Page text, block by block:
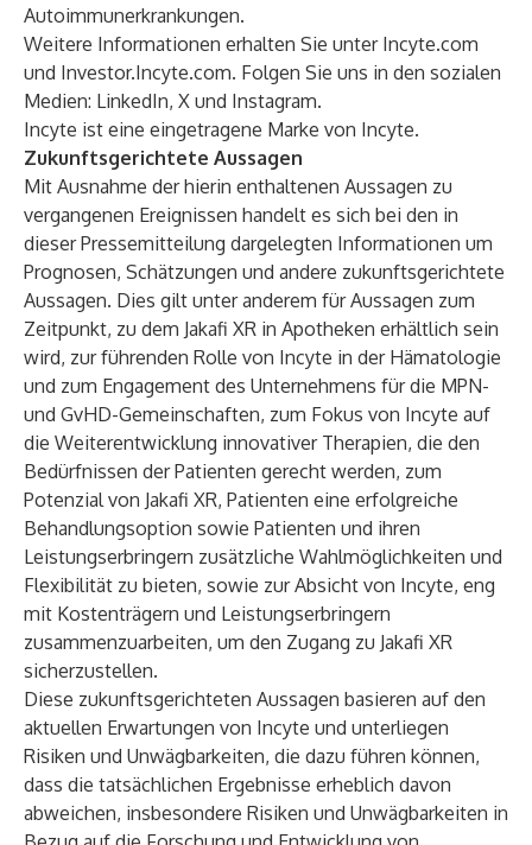
Autoimmunerkrankungen.
Weitere Informationen erhalten Sie unter Incyte.com
und Investor.Incyte.com. Folgen Sie uns in den sozialen
Medien: LinkedIn, X und Instagram.
Incyte ist eine eingetragene Marke von Incyte.
Zukunftsgerichtete Aussagen
Mit Ausnahme der hierin enthaltenen Aussagen zu
vergangenen Ereignissen handelt es sich bei den in
dieser Pressemitteilung dargelegten Informationen um
Prognosen, Schätzungen und andere zukunftsgerichtete
Aussagen. Dies gilt unter anderem für Aussagen zum
Zeitpunkt, zu dem Jakafi XR in Apotheken erhältlich sein
wird, zur führenden Rolle von Incyte in der Hämatologie
und zum Engagement des Unternehmens für die MPN-
und GvHD-Gemeinschaften, zum Fokus von Incyte auf
die Weiterentwicklung innovativer Therapien, die den
Bedürfnissen der Patienten gerecht werden, zum
Potenzial von Jakafi XR, Patienten eine erfolgreiche
Behandlungsoption sowie Patienten und ihren
Leistungserbringern zusätzliche Wahlmöglichkeiten und
Flexibilität zu bieten, sowie zur Absicht von Incyte, eng
mit Kostenträgern und Leistungserbringern
zusammenzuarbeiten, um den Zugang zu Jakafi XR
sicherzustellen.
Diese zukunftsgerichteten Aussagen basieren auf den
aktuellen Erwartungen von Incyte und unterliegen
Risiken und Unwägbarkeiten, die dazu führen können,
dass die tatsächlichen Ergebnisse erheblich davon
abweichen, insbesondere Risiken und Unwägbarkeiten in